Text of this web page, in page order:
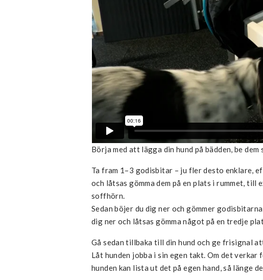
Börja med att lägga din hund på bädden, be
Ta fram 1–3 godisbitar – ju fler desto enklare,
och låtsas gömma dem på en plats i rummet,
soffhörn.
Sedan böjer du dig ner och gömmer
dig ner och låtsas gömma något på en tredje
Gå sedan tillbaka till din hund och ge frisignal
Låt hunden jobba i sin egen takt. Om det
hunden kan lista ut det på egen hand, så länge